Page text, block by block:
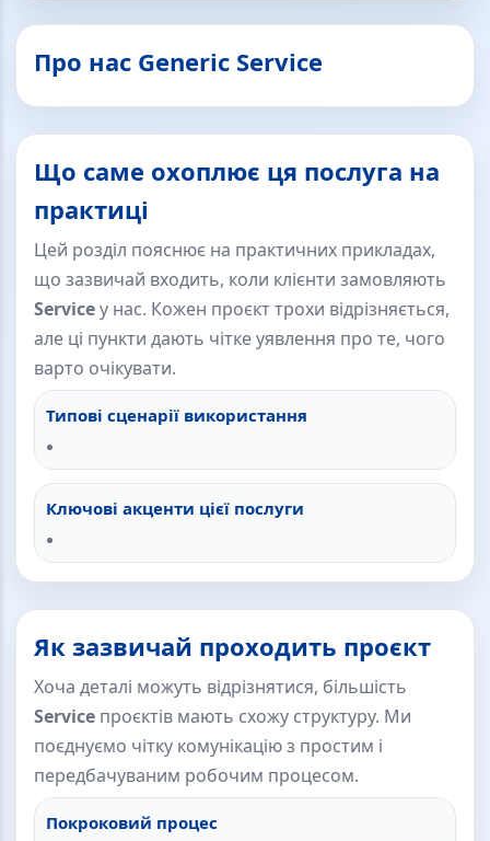
Про нас Generic Service
Що саме охоплює ця послуга на
практиці
Цей розділ пояснює на практичних прикладах,
що зазвичай входить, коли клієнти замовляють
Serviceу нас. Кожен проєкт трохи відрізняється,
але ці пункти дають чітке уявлення про те, чого
варто очікувати.
Типові сценарії використання
Ключові акценти цієї послуги
Як зазвичай проходить проєкт
Хоча деталі можуть відрізнятися, більшість
Service проєктів мають схожу структуру. Ми
поєднуємо чітку комунікацію з простим і
передбачуваним робочим процесом.
Покроковий процес